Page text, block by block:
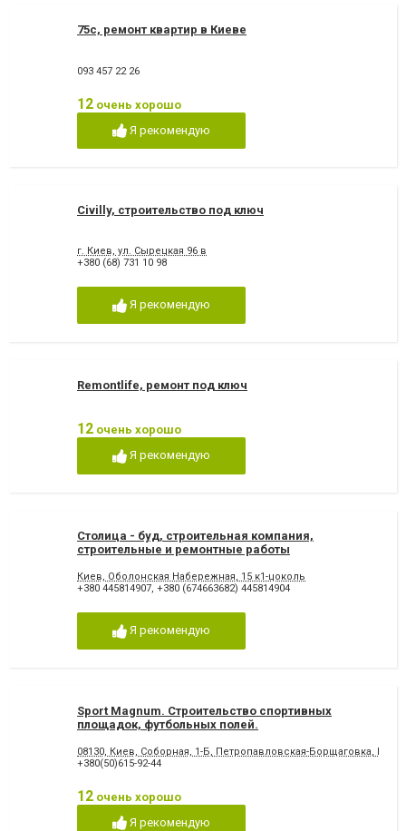
75с, ремонт квартир в Киеве
093 457 22 26
12 очень хорошо
Я рекомендую
Civilly, строительство под ключ
г. Киев, ул. Сырецкая 96 в
+380 (68) 731 10 98
Я рекомендую
Remontlife, ремонт под ключ
12 очень хорошо
Я рекомендую
Столица - буд, строительная компания,
строительные и ремонтные работы
Киев, Оболонская Набережная, 15 к1-цоколь
+380 445814907, +380 (674663682) 445814904
Я рекомендую
Sport Magnum. Строительство спортивных
площадок, футбольных полей.
08130, Киев, Cоборная, 1-Б, Петропавловская-Борщаговка,
+380(50)615-92-44
12 очень хорошо
Я рекомендую